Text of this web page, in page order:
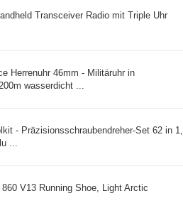
Transceiver Radio mit Triple Uhr
Herrenuhr 46mm - Militäruhr in
wasserdicht ...
- Präzisionsschraubendreher-Set 62 in 1,
...
V13 Running Shoe, Light Arctic